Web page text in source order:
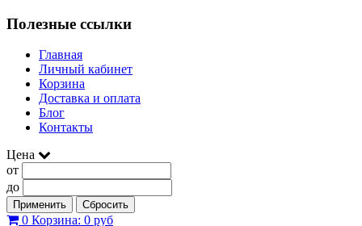
Полезные ссылки
Главная
Личный кабинет
Корзина
Доставка и оплата
Блог
Контакты
Цена
от
до
Применить Сбросить
0 Корзина: 0 руб